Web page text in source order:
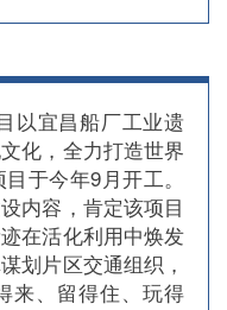
以宜昌船厂工业遗
化，全力打造世界
于今年9月开工。
内容，肯定该项目
在活化利用中焕发
划片区交通组织，
来、留得住、玩得